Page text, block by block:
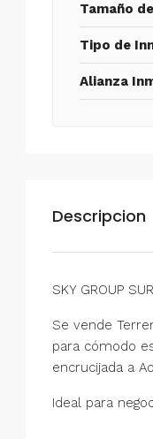
Tamaño
Tipo de
Alianza
Descripcion
SKY GROUP
Se vende
para cómodo
encrucijada a
Ideal para